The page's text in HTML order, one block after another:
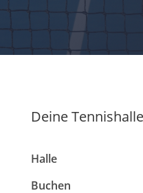
Deine
Halle
Buchen